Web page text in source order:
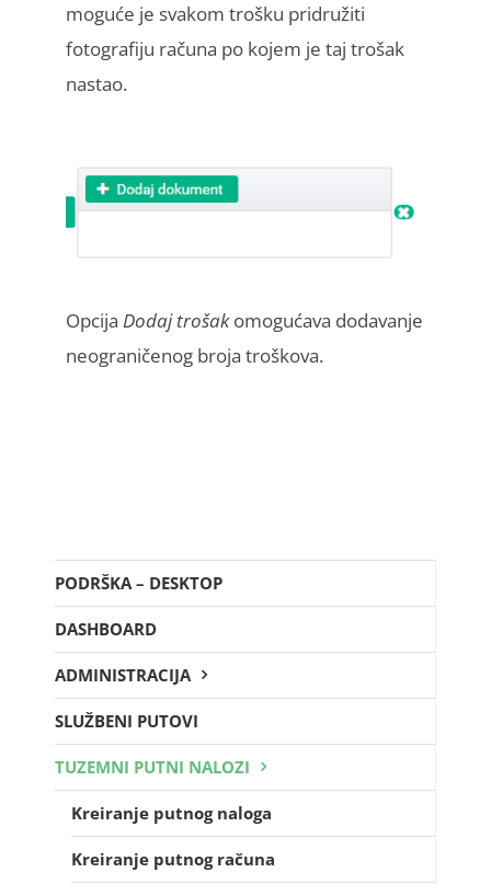
moguće je svakom trošku pridružiti
fotografiju računa po kojem je taj trošak
nastao.
Opcija Dodaj trošakomogućava dodavanje
neograničenog broja troškova.
PODRŠKA – DESKTOP
DASHBOARD
ADMINISTRACIJA
SLUŽBENI PUTOVI
TUZEMNI PUTNI NALOZI
Kreiranje putnog naloga
Kreiranje putnog računa